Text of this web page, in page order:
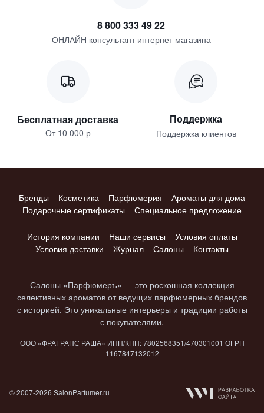
8 800 333 49 22
ОНЛАЙН консультант интернет магазина
Бесплатная доставка
От 10 000 р
Поддержка
Поддержка клиентов
Бренды Косметика Парфюмерия
Ароматы для дома
Подарочные сертификаты
Специальное предложение
История компании Наши сервисы
Условия оплаты
Условия доставки
Журнал Салоны Контакты
Салоны «Парфюмеръ» — это роскошная коллекция
селективных ароматов от ведущих парфюмерных брендов
с историей. Это уникальные интерьеры и традиции работы
с покупателями.
ООО «ФРАГРАНС РАША» ИНН/КПП: 7802​568351/4703​01001 ОГРН
1167847​132012
© 2007-2026 SalonParfumer.ru